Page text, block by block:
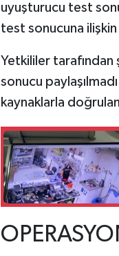
uyuşturucu test
test sonucuna ilişkin
Yetkililer tarafından
sonucu
kaynaklarla